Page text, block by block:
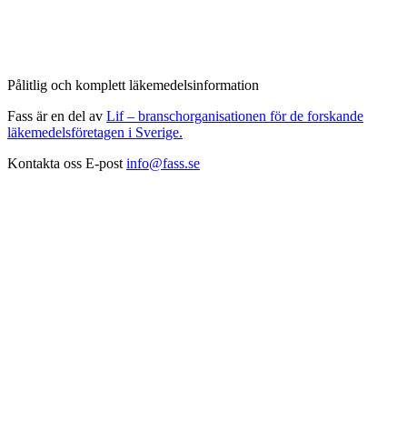
Pålitlig och komplett läkemedelsinformation
Fass är en del av Lif – branschorganisationen för de forskande
läkemedelsföretagen i Sverige.
Kontakta oss E-post info@fass.se